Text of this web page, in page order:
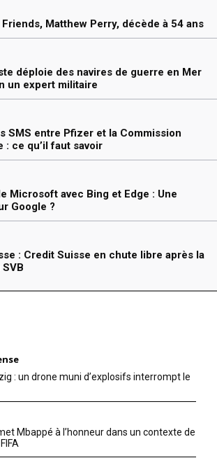
Friends, Matthew Perry, décède à 54 ans
déploie des navires de guerre en Mer
un expert militaire
SMS entre Pfizer et la Commission
: ce qu’il faut savoir
Microsoft avec Bing et Edge : Une
Google ?
: Credit Suisse en chute libre après la
: un drone muni d’explosifs interrompt le
Mbappé à l’honneur dans un contexte de